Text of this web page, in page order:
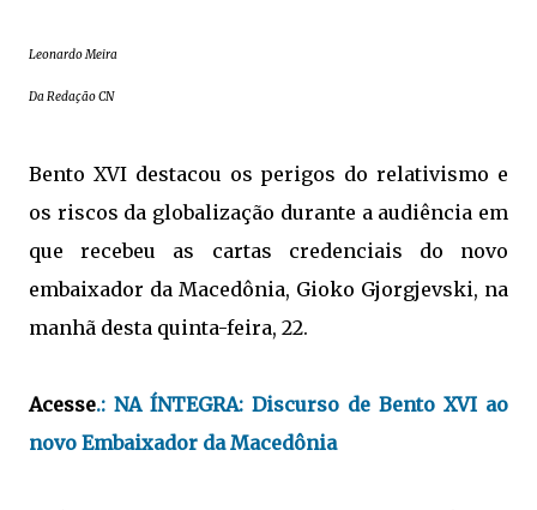
Leonardo Meira
Da Redação CN
Bento XVI destacou os perigos do relativismo e
os riscos da globalização durante a audiência em
que recebeu as cartas credenciais do novo
embaixador da Macedônia, Gioko Gjorgjevski, na
manhã desta quinta-feira, 22.
Acesse.: NA ÍNTEGRA: Discurso de Bento XVI ao
novo Embaixador da Macedônia